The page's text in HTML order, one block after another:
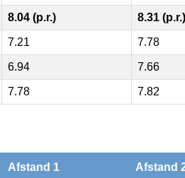
8.04 (p.r.) 8.31 (p.r.)
7.21 7.78
6.94 7.66
7.78 7.82
Afstand 1 Afstand